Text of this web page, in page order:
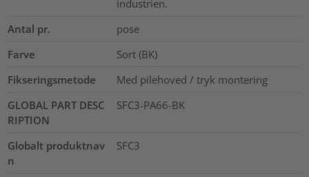
industrien.
Antal pr.
pose
Farve
Sort (BK)
Fikseringsmetode
Med pilehoved / tryk montering
GLOBAL PART DESC
RIPTION
SFC3-PA66-BK
Globalt produktnav
n
SFC3